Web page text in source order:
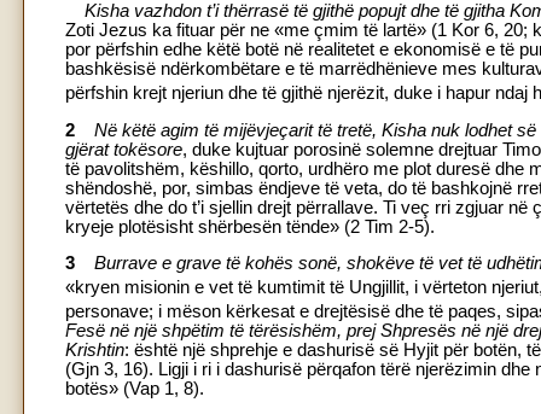
Kisha vazhdon t’i thërrasë të gjithë popujt dhe të gjitha
Zoti Jezus ka fituar për ne «me çmim të lartë» (1 Kor 6, 20;
por përfshin edhe këtë botë në realitetet e ekonomisë e të
bashkësisë ndërkombëtare e të marrëdhënieve mes
përfshin krejt njeriun dhe të gjithë njerëzit, duke i hapur
2
Në këtë agim të mijëvjeçarit të tretë, Kisha nuk lodhet
gjërat tokësore, duke kujtuar porosinë solemne drejtuar
të pavolitshëm, këshillo, qorto, urdhëro me plot duresë dhe
shëndoshë, por, simbas ëndjeve të veta, do të bashkojnë
vërtetës dhe do t’i sjellin drejt përrallave. Ti veç rri zgjuar
kryeje plotësisht shërbesën tënde» (2 Tim 2-5).
3
Burrave e grave të kohës sonë, shokëve të vet të
«kryen misionin e vet të kumtimit të Ungjillit, i vërteton
personave; i mëson kërkesat e drejtësisë dhe të paqes,
Fesë në një shpëtim të tërësishëm, prej Shpresës në një
Krishtin: është një shprehje e dashurisë së Hyjit për botën,
(Gjn 3, 16). Ligji i ri i dashurisë përqafon tërë njerëzimin
botës» (Vap 1, 8).